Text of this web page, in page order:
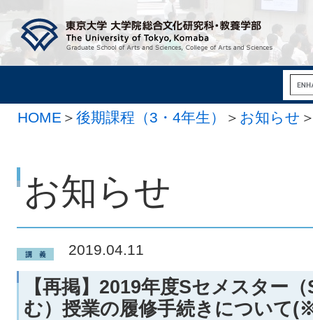
HOME ＞ 後期課程（3・4年生） ＞ お知らせ
お知らせ
2019.04.11
【再掲】2019年度Sセメスター
む）授業の履修手続きについて